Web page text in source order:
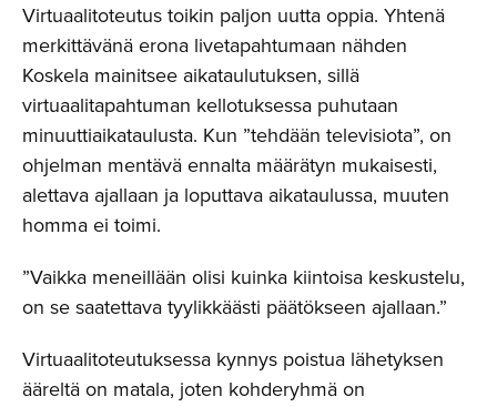
Virtuaalitoteutus toikin paljon uutta oppia. Yhtenä
merkittävänä erona livetapahtumaan nähden
Koskela mainitsee aikataulutuksen, sillä
virtuaalitapahtuman kellotuksessa puhutaan
minuuttiaikataulusta. Kun ”tehdään televisiota”, on
ohjelman mentävä ennalta määrätyn mukaisesti,
alettava ajallaan ja loputtava aikataulussa, muuten
homma ei toimi.
”Vaikka meneillään olisi kuinka kiintoisa keskustelu,
on se saatettava tyylikkäästi päätökseen ajallaan.”
Virtuaalitoteutuksessa kynnys poistua lähetyksen
ääreltä on matala, joten kohderyhmä on